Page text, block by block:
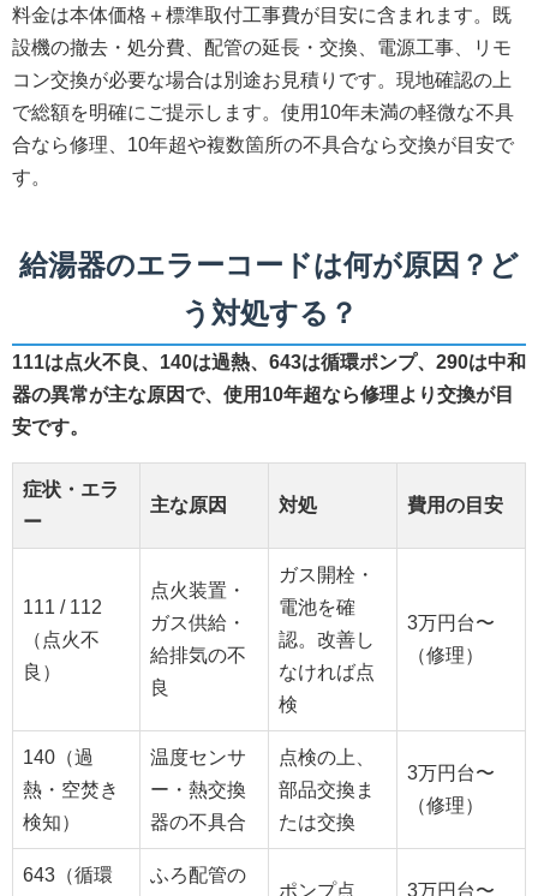
料金は本体価格＋標準取付工事費が目安に含まれます。既
設機の撤去・処分費、配管の延長・交換、電源工事、リモ
コン交換が必要な場合は別途お見積りです。現地確認の上
で総額を明確にご提示します。使用10年未満の軽微な不具
合なら修理、10年超や複数箇所の不具合なら交換が目安で
す。
給湯器のエラーコードは何が原因？ど
う対処する？
111は点火不良、140は過熱、643は循環ポンプ、290は中和
器の異常が主な原因で、使用10年超なら修理より交換が目
安です。
症状・エラ
ー
主な原因 対処 費用の目安
111 / 112
（点火不
良）
点火装置・
ガス供給・
給排気の不
良
ガス開栓・
電池を確
認。改善し
なければ点
検
3万円台〜
（修理）
140（過
熱・空焚き
検知）
温度センサ
ー・熱交換
器の不具合
点検の上、
部品交換ま
たは交換
3万円台〜
（修理）
643（循環 ふろ配管の
ポンプ点 3万円台〜